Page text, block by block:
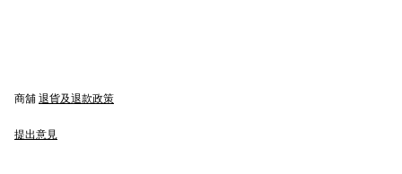
商舖 退貨及退款政策
提出意見